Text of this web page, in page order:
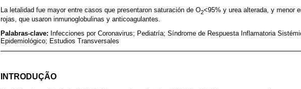
La letalidad fue mayor entre casos que presentaron saturación de O2<95% y urea alterada, y menor
rojas, que usaron inmunoglobulinas y anticoagulantes.
Palabras-clave: Infecciones por Coronavirus; Pediatría; Síndrome de Respuesta Inflamatoria
Epidemiológico; Estudios Transversales
INTRODUÇÃO